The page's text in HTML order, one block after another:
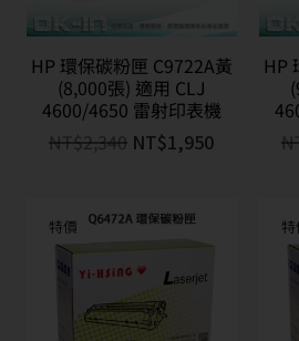
HP 環保碳粉匣 C9722A黃
(8,000張) 適用 CLJ
4600/4650 雷射印表機
NT$2,340 NT$1,950
HP
特價